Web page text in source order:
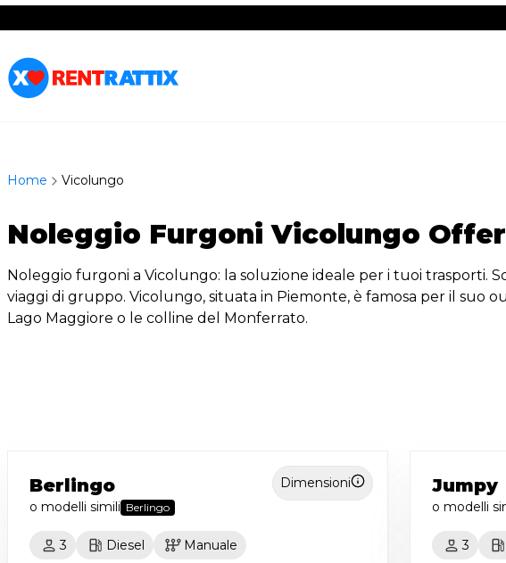
RentRattix
Home Vicolungo
Noleggio Furgoni Vicolungo
Noleggio furgoni a Vicolungo: la soluzione ideale per i tuoi trasporti.
viaggi di gruppo. Vicolungo, situata in Piemonte, è famosa per il suo
Lago Maggiore o le colline del Monferrato.
Dimensioni
Berlingo
o modelli simili Berlingo
3 Diesel Manuale
Jumpy
o modelli
3